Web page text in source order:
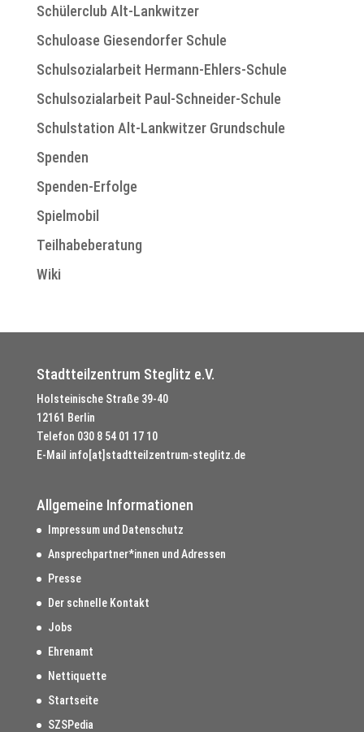
Schülerclub Alt-Lankwitzer
Schuloase Giesendorfer Schule
Schulsozialarbeit Hermann-Ehlers-Schule
Schulsozialarbeit Paul-Schneider-Schule
Schulstation Alt-Lankwitzer Grundschule
Spenden
Spenden-Erfolge
Spielmobil
Teilhabeberatung
Wiki
Stadtteilzentrum Steglitz e.V.
Holsteinische Straße 39-40
12161 Berlin
Telefon 030 8 54 01 17 10
E-Mail info[at]stadtteilzentrum-steglitz.de
Allgemeine Informationen
Impressum und Datenschutz
Ansprechpartner*innen und Adressen
Presse
Der schnelle Kontakt
Jobs
Ehrenamt
Nettiquette
Startseite
SZSPedia